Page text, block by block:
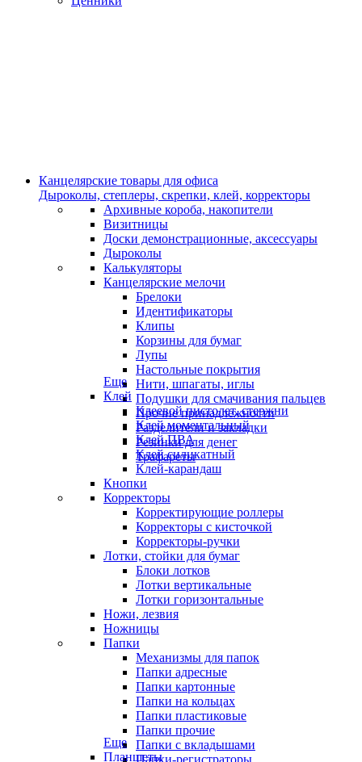
Канцелярские товары для офиса
Дыроколы, степлеры, скрепки, клей, корректоры
Архивные короба, накопители
Визитницы
Доски демонстрационные, аксессуары
Дыроколы
Калькуляторы
Канцелярские мелочи
Брелоки
Идентификаторы
Клипы
Корзины для бумаг
Лупы
Настольные покрытия
Нити, шпагаты, иглы
Подушки для смачивания пальцев
Прочие принадлежности
Разделители и закладки
Резинки для денег
Трафареты
Еще
Клей
Клеевой пистолет, стержни
Клей моментальный
Клей ПВА
Клей силикатный
Клей-карандаш
Кнопки
Корректоры
Корректирующие роллеры
Корректоры с кисточкой
Корректоры-ручки
Лотки, стойки для бумаг
Блоки лотков
Лотки вертикальные
Лотки горизонтальные
Ножи, лезвия
Ножницы
Папки
Механизмы для папок
Папки адресные
Папки картонные
Папки на кольцах
Папки пластиковые
Папки прочие
Папки с вкладышами
Папки-регистраторы
Еще
Планшеты